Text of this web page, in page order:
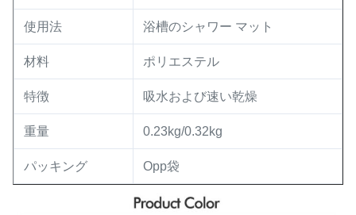
使用法 浴槽のシャワー マット
材料 ポリエステル
特徴 吸水および速い乾燥
重量 0.23kg/0.32kg
パッキング Opp袋